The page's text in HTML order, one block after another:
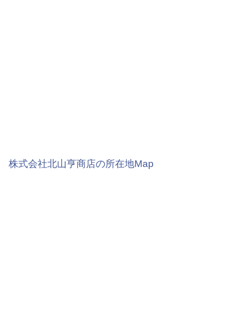
株式会社北山亨商店の所在地Map